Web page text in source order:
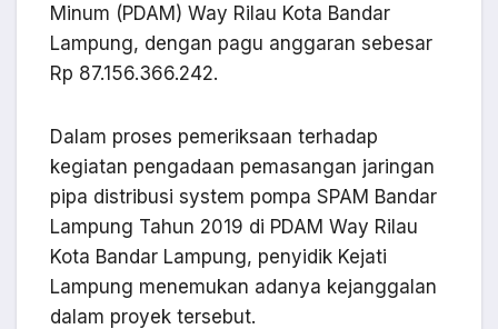
Minum (PDAM) Way Rilau Kota Bandar
Lampung, dengan pagu anggaran sebesar
Rp 87.156.366.242.
Dalam proses pemeriksaan terhadap
kegiatan pengadaan pemasangan jaringan
pipa distribusi system pompa SPAM Bandar
Lampung Tahun 2019 di PDAM Way Rilau
Kota Bandar Lampung, penyidik Kejati
Lampung menemukan adanya kejanggalan
dalam proyek tersebut.